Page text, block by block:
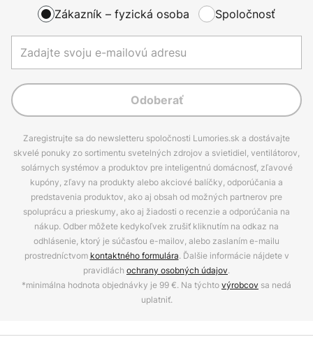
Zákazník – fyzická osoba Spoločnosť
Odoberať
Zaregistrujte sa do newsletteru spoločnosti Lumories.sk a dostávajte
skvelé ponuky zo sortimentu svetelných zdrojov a svietidiel, ventilátorov,
solárnych systémov a produktov pre inteligentnú domácnosť, zľavové
kupóny, zľavy na produkty alebo akciové balíčky, odporúčania a
predstavenia produktov, ako aj obsah od možných partnerov pre
spoluprácu a prieskumy, ako aj žiadosti o recenzie a odporúčania na
nákup. Odber môžete kedykoľvek zrušiť kliknutím na odkaz na
odhlásenie, ktorý je súčasťou e-mailov, alebo zaslaním e-mailu
prostredníctvom kontaktného formulára. Ďalšie informácie nájdete v
pravidlách ochrany osobných údajov.
*minimálna hodnota objednávky je 99 €. Na týchtovýrobcov sa nedá
uplatniť.